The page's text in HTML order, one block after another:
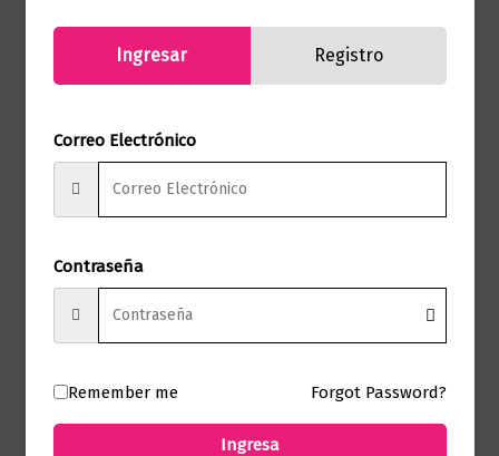
Bossio
Formato
Presentación
No hay valoraciones aún.
Solo los usuarios registrados que hayan
una valoración.
Ingresar Registro
Correo Electrónico
Contraseña
Remember me Forgot Password?
Ingresa